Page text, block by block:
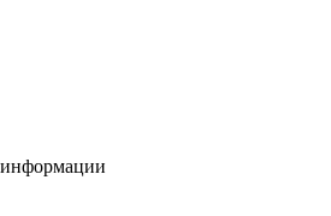
информации